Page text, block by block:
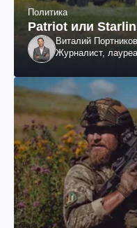
Политика
Patriot или
Виталий Портников
Журналист,